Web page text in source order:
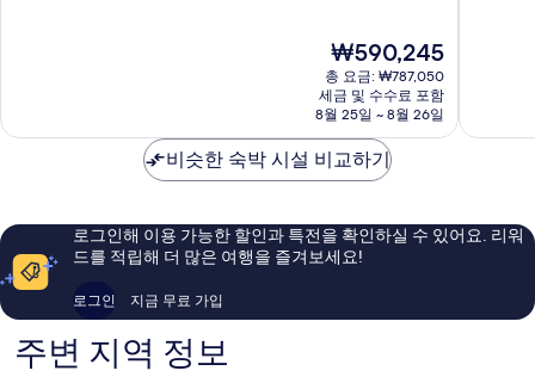
이
우
요,
용
후
개
현
재
요
금
₩590,245
₩590,245
총 요금: ₩787,050
세금 및 수수료 포함
8월 25일 ~ 8월 26일
비
트
와
우
이
용
비슷한 숙박 시설 비교하기
로그인해 이용 가능한 할인과 특전을 확인하실 수 있어요. 리워
드를 적립해 더 많은 여행을 즐겨보세요!
로그인 지금 무료 가입
주변 지역 정보